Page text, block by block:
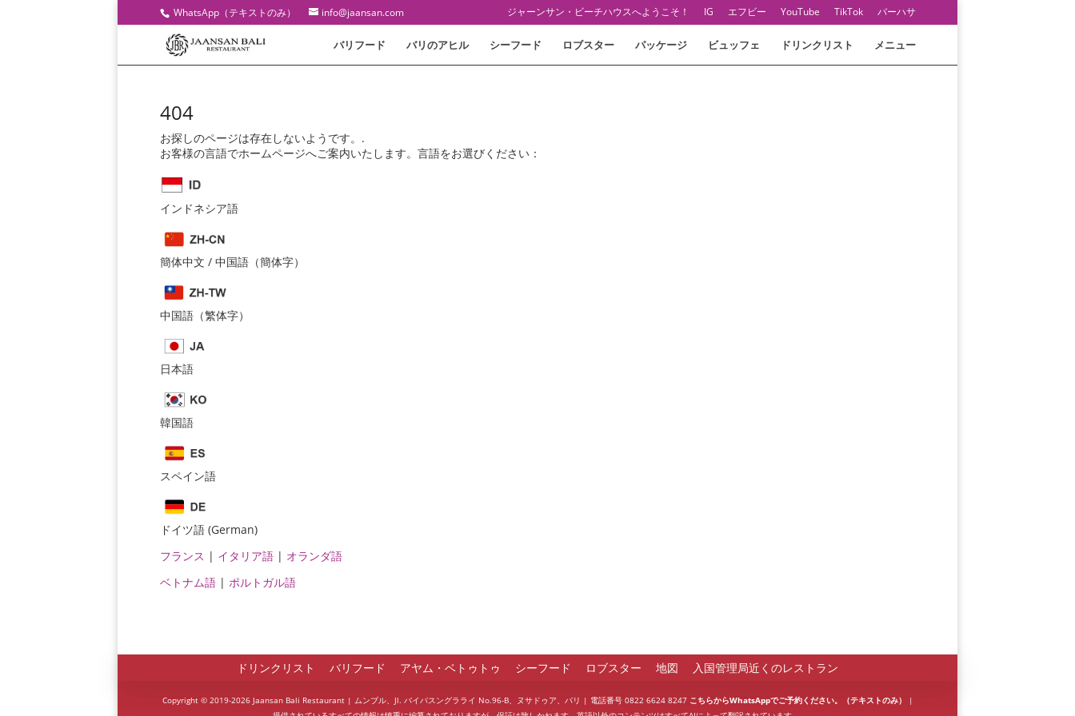
WhatsApp（テキストのみ） info@jaansan.com ジャーンサン・ビーチハウスへようこそ！ IG エフビー YouTube TikTok バーハサ
バリフード バリのアヒル シーフード ロブスター パッケージ ビュッフェ ドリンクリスト メニュー
404
お探しのページは存在しないようです。.
お客様の言語でホームページへご案内いたします。言語をお選びください：
インドネシア語
簡体中文 / 中国語（簡体字）
中国語（繁体字）
日本語
韓国語
スペイン語
ドイツ語 (German)
フランス | イタリア語| オランダ語
ベトナム語| ポルトガル語
ドリンクリスト バリフード アヤム・ベトゥトゥ シーフード ロブスター 地図 入国管理局近くのレストラン
Copyright © 2019-2026 Jaansan Bali Restaurant | ムンブル、Jl. バイパスングラライ No.96-B、ヌサドゥア、バリ | 電話番号 0822 6624 8247 こちらからWhatsAppでご予約ください。（テキストのみ）
|